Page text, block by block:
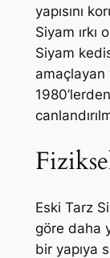
yapısını
Siyam ırkı
Siyam
amaçlayan
Eski Tarz
göre daha
bir yapıya